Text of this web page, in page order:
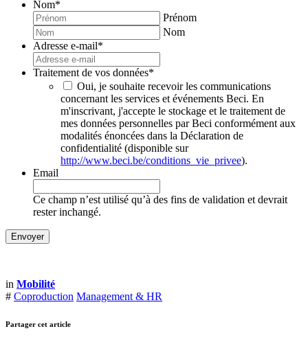
Nom*
Prénom
Nom
Adresse e-mail*
Traitement de vos données*
Oui, je souhaite recevoir les communications
concernant les services et événements Beci. En
m'inscrivant, j'accepte le stockage et le traitement de
mes données personnelles par Beci conformément aux
modalités énoncées dans la Déclaration de
confidentialité (disponible sur
http://www.beci.be/conditions_vie_privee).
Email
Ce champ n’est utilisé qu’à des fins de validation et devrait
rester inchangé.
in Mobilité
# Coproduction Management & HR
Partager cet article